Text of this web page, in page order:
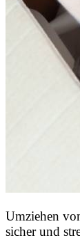
Umziehen
sicher und